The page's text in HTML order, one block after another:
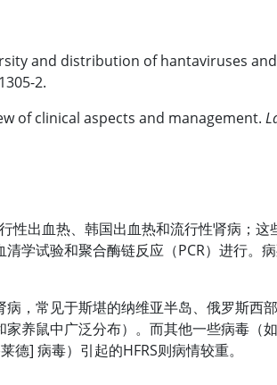
and distribution of hantaviruses
2.
of clinical aspects and management.
性出血热、韩国出血热和流行性肾病；这
学试验和聚合酶链反应（PCR）进行。
，常见于斯堪的纳维亚半岛、俄罗斯西
养鼠中广泛分布）。而其他一些病毒（
] 病毒）引起的HFRS则病情较重。